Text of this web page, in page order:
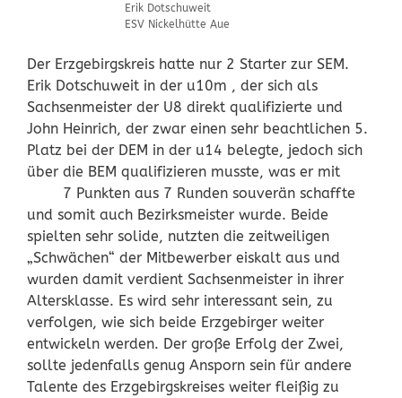
Erik Dotschuweit
ESV Nickelhütte Aue
Der Erzgebirgskreis hatte nur 2 Starter zur SEM.
Erik Dotschuweit in der u10m , der sich als
Sachsenmeister der U8 direkt qualifizierte und
John Heinrich, der zwar einen sehr beachtlichen 5.
Platz bei der DEM in der u14 belegte, jedoch sich
über die BEM qualifizieren musste, was er mit
7 Punkten aus 7 Runden souverän schaffte
und somit auch Bezirksmeister wurde. Beide
spielten sehr solide, nutzten die zeitweiligen
„Schwächen“ der Mitbewerber eiskalt aus und
wurden damit verdient Sachsenmeister in ihrer
Altersklasse. Es wird sehr interessant sein, zu
verfolgen, wie sich beide Erzgebirger weiter
entwickeln werden. Der große Erfolg der Zwei,
sollte jedenfalls genug Ansporn sein für andere
Talente des Erzgebirgskreises weiter fleißig zu